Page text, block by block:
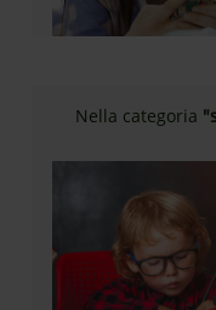
Nella categoria